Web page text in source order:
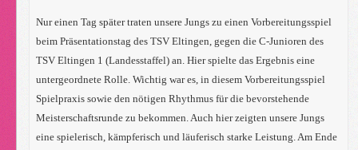
Nur einen Tag später traten unsere Jungs zu einen Vorbereitungsspiel
beim Präsentationstag des TSV Eltingen, gegen die C-Junioren des
TSV Eltingen 1 (Landesstaffel) an. Hier spielte das Ergebnis eine
untergeordnete Rolle. Wichtig war es, in diesem Vorbereitungsspiel
Spielpraxis sowie den nötigen Rhythmus für die bevorstehende
Meisterschaftsrunde zu bekommen. Auch hier zeigten unsere Jungs
eine spielerisch, kämpferisch und läuferisch starke Leistung. Am Ende